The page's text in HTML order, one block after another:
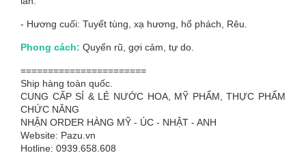
- Hương cuối: Tuyết tùng, xạ hương, hổ phách, Rêu.
Phong cách: Quyến rũ, gợi cảm, tự do.
=======================
Ship hàng toàn quốc.
CUNG CẤP SỈ & LẺ NƯỚC HOA, MỸ PHẨM, THỰC PHẨM
CHỨC NĂNG
NHẬN ORDER HÀNG MỸ - ÚC - NHẬT - ANH
Website: Pazu.vn
Hotline: 0939.658.608